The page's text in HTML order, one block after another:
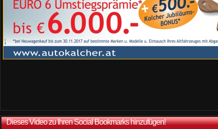
Dieses Video zu Ihren Social Bookmarks hinzufügen!